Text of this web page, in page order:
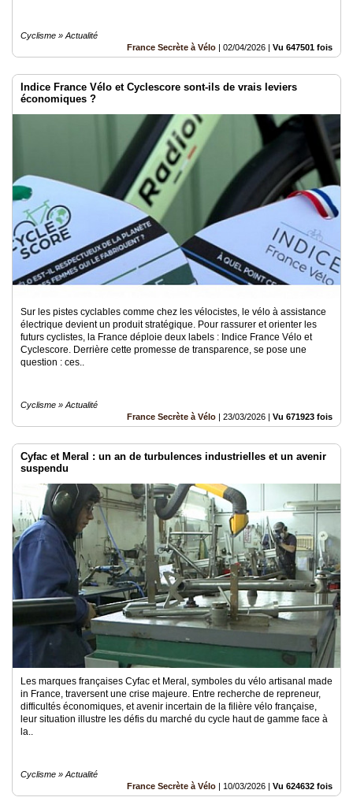
Cyclisme » Actualité
France Secrète à Vélo | 02/04/2026 | Vu 647501 fois
Indice France Vélo et Cyclescore sont-ils de vrais leviers
économiques ?
Sur les pistes cyclables comme chez les vélocistes, le vélo à assistance
électrique devient un produit stratégique. Pour rassurer et orienter les
futurs cyclistes, la France déploie deux labels : Indice France Vélo et
Cyclescore. Derrière cette promesse de transparence, se pose une
question : ces..
Cyclisme » Actualité
France Secrète à Vélo | 23/03/2026 | Vu 671923 fois
Cyfac et Meral : un an de turbulences industrielles et un avenir
suspendu
Les marques françaises Cyfac et Meral, symboles du vélo artisanal made
in France, traversent une crise majeure. Entre recherche de repreneur,
difficultés économiques, et avenir incertain de la filière vélo française,
leur situation illustre les défis du marché du cycle haut de gamme face à
la..
Cyclisme » Actualité
France Secrète à Vélo | 10/03/2026 | Vu 624632 fois